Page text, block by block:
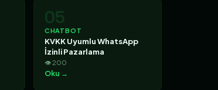
05
CHATBOT
KVKK Uyumlu WhatsApp
İzinli Pazarlama
👁 200
Oku →